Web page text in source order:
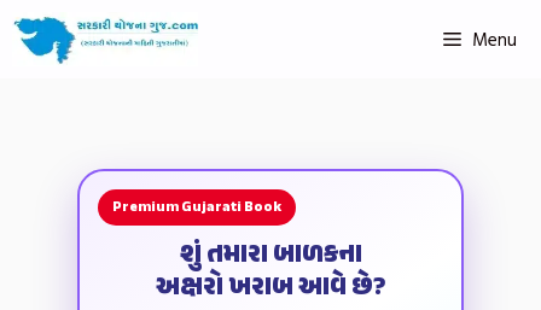
Menu
Premium Gujarati Book
શું તમારા બાળકના
અક્ષરો ખરાબ આવે છે?